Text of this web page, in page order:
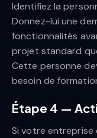
Identifiez la
Donnez-lui une
fonctionnalités
projet standard
Cette personne
besoin de
Étape 4 —
Si votre entreprise